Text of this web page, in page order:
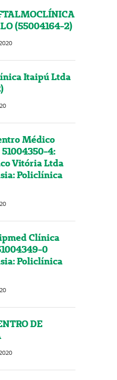
(55004164-2)
Itaipú Ltda
Médico
4:
Vitória Ltda
Policlínica
Clínica
0
Policlínica
DE